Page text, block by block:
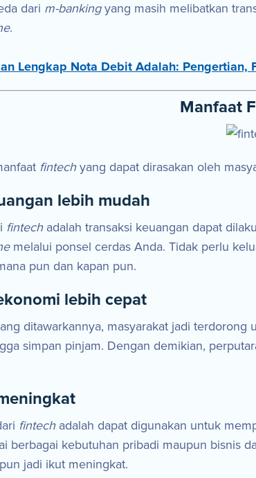
dari m-bankingyang masih melibatkan
.
Lengkap Nota Debit Adalah: Pengertian,
Manfaat
fintechyang dapat dirasakan oleh
lebih mudah
fintechadalah transaksi keuangan dapat
melalui ponsel cerdas Anda. Tidak perlu
pun dan kapan pun.
lebih cepat
ditawarkannya, masyarakat jadi
simpan pinjam. Dengan demikian,
fintechadalah dapat digunakan untuk
berbagai kebutuhan pribadi maupun bisnis
jadi ikut meningkat.